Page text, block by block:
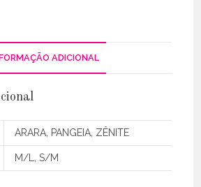
ADICIONAL
ARARA, PANGEIA, ZÊNITE
M/L, S/M